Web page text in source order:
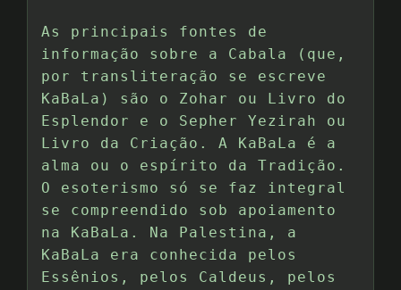
As principais fontes de
informação sobre a Cabala (que,
por transliteração se escreve
KaBaLa) são o Zohar ou Livro do
Esplendor e o Sepher Yezirah ou
Livro da Criação. A KaBaLa é a
alma ou o espírito da Tradição.
O esoterismo só se faz integral
se compreendido sob apoiamento
na KaBaLa. Na Palestina, a
KaBaLa era conhecida pelos
Essênios, pelos Caldeus, pelos